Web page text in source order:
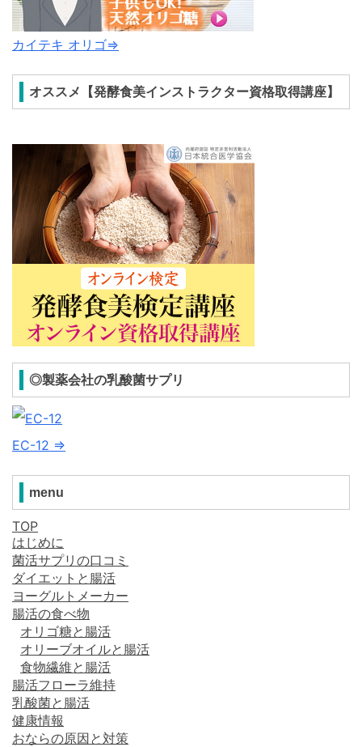
カイテキ オリゴ⇒
オススメ【発酵食美インストラクター資格取得講座】
◎製薬会社の乳酸菌サプリ
EC-12 ⇒
menu
TOP
はじめに
菌活サプリの口コミ
ダイエットと腸活
ヨーグルトメーカー
腸活の食べ物
オリゴ糖と腸活
オリーブオイルと腸活
食物繊維と腸活
腸活フローラ維持
乳酸菌と腸活
健康情報
おならの原因と対策